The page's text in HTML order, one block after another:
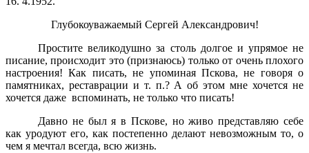
Глубокоуважаемый Сергей Александрович!
Простите великодушно за столь долгое и упрямое не
писание, происходит это (признаюсь) только от очень плохого
настроения! Как писать, не упоминая Пскова, не говоря о
памятниках, реставрации и т. п.? А об этом мне хочется не
хочется даже вспоминать, не только что писать!
Давно не был я в Пскове, но живо представляю себе
как уродуют его, как постепенно делают невозможным то, о
чем я мечтал всегда, всю жизнь.